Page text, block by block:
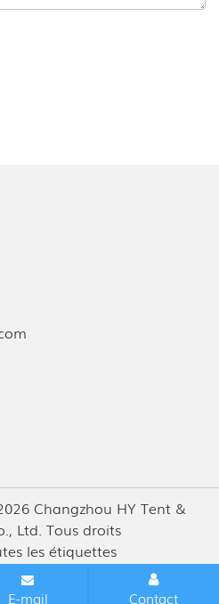
Changzhou HY Tent &
Ltd. Tous droits
les étiquettes
E-mail Contact